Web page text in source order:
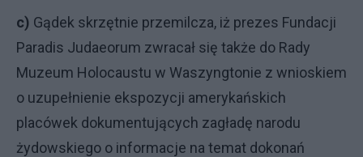
c) Gądek skrzętnie przemilcza, iż prezes Fundacji
Paradis Judaeorum zwracał się także do Rady
Muzeum Holocaustu w Waszyngtonie z wnioskiem
o uzupełnienie ekspozycji amerykańskich
placówek dokumentujących zagładę narodu
żydowskiego o informacje na temat dokonań